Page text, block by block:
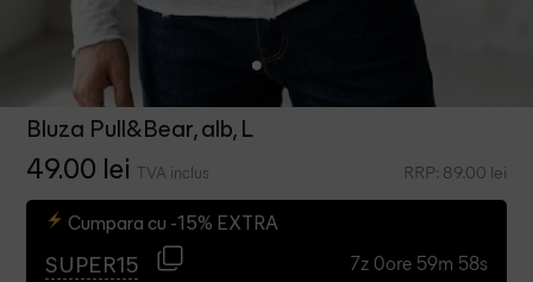
Bluza Pull&Bear, alb, L
49.00 lei TVA inclus RRP: 89.00 lei
Cumpara cu -15% EXTRA
SUPER15 7z 0ore 59m 58s